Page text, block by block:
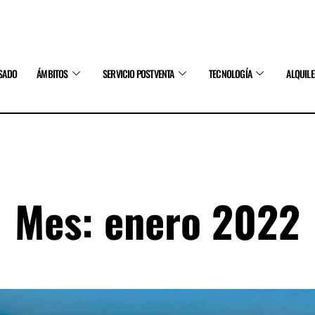
ÁMBITOS SERVICIO POSTVENTA TECNOLOGÍA
Mes: enero 2022